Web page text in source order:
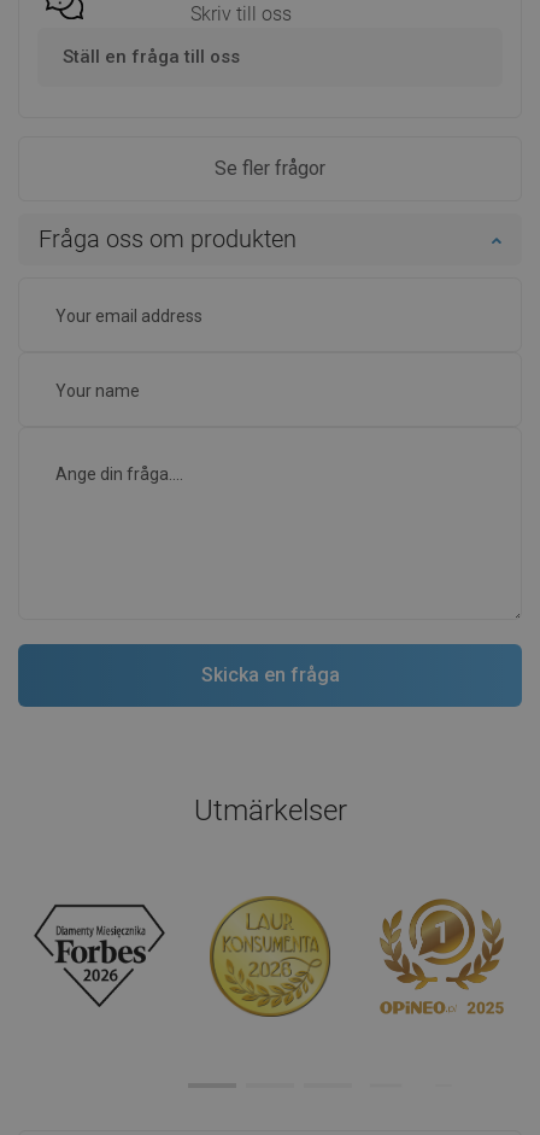
Skriv till oss
Ställ en fråga till oss
Se fler frågor
Fråga oss om produkten
Utmärkelser